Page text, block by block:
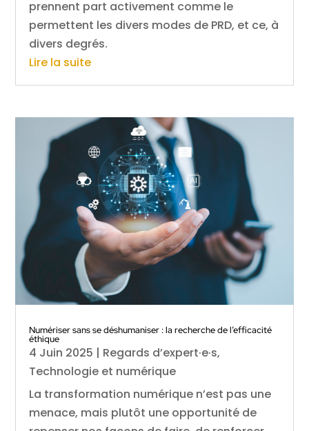
prennent part activement comme le
permettent les divers modes de PRD, et ce, à
divers degrés.
Lire la suite
Numériser sans se déshumaniser : la recherche de l’efficacité
éthique
4 Juin 2025 | Regards d’expert·e·s,
Technologie et numérique
La transformation numérique n’est pas une
menace, mais plutôt une opportunité de